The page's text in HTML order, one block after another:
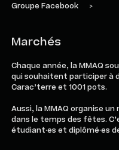
Groupe Facebook >
Marchés
Chaque année, la MMAQ
qui souhaitent participer à
Carac’terre et 1001 pots.
Aussi, la MMAQ organise
dans le temps des fêtes.
étudiant·es et diplômé·es